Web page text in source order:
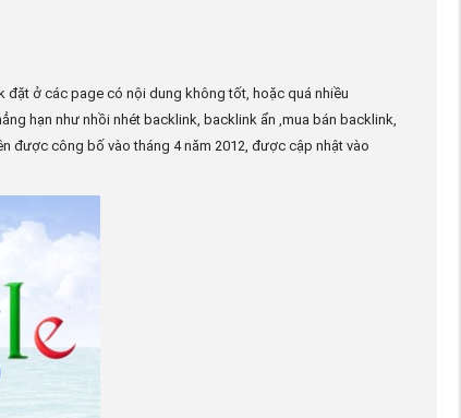
ở các page có nội dung không tốt, hoặc quá nhiều
hạn như nhồi nhét backlink, backlink ẩn ,mua bán backlink,
được công bố vào tháng 4 năm 2012, được cập nhật vào